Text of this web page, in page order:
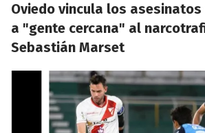
Oviedo vincula los asesinatos
a "gente cercana" al
Sebastián Marset